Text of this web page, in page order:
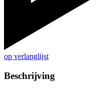
op verlanglijst
Beschrijving